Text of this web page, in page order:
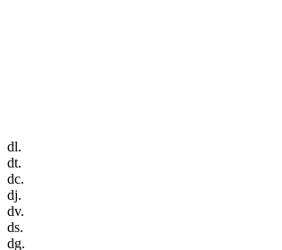
dl.
dt.
dc.
dj.
dv.
ds.
dg.